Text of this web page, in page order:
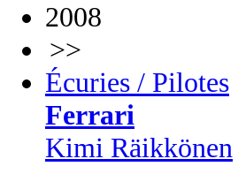
2008
>>
Écuries / Pilotes
Ferrari
Kimi Räikkönen